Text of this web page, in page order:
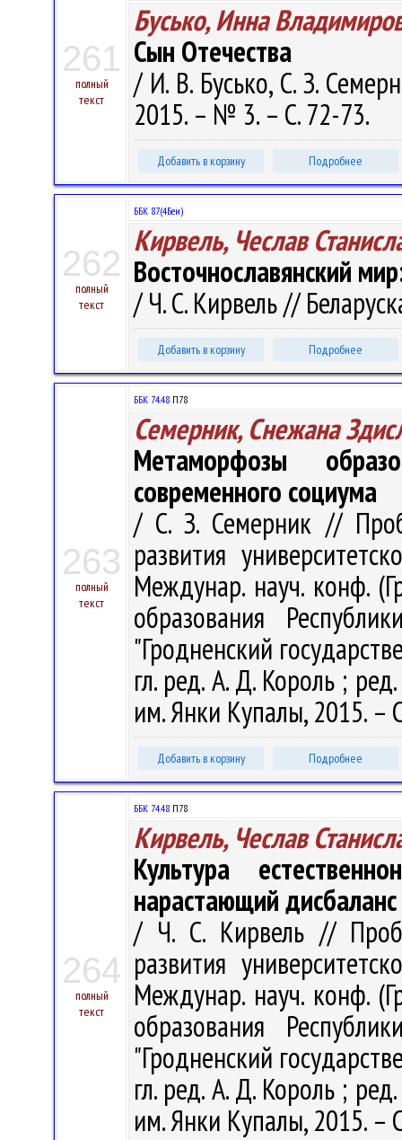
261
полный
текст
Бусько, Инна
Сын Отечества
/ И. В. Бусько, С. З.
2015. – № 3. – С. 72-73.
Добавить в корзину Подробнее
262
полный
текст
ББК 87.(4Беи)
Кирвель, Чеслав
Восточнославянский
/ Ч. С. Кирвель //
Добавить в корзину Подробнее
263
полный
текст
ББК 74.48 П78
Семерник, Снежана
Метаморфозы
современного социума
/ С. З. Семерник //
развития
Междунар. науч. конф.
образования
"Гродненский
гл. ред. А. Д. Король ;
им. Янки Купалы, 2015. –
Добавить в корзину Подробнее
264
полный
текст
ББК 74.48 П78
Кирвель, Чеслав
Культура
нарастающий дисбаланс
/ Ч. С. Кирвель //
развития
Междунар. науч. конф.
образования
"Гродненский
гл. ред. А. Д. Король ;
им. Янки Купалы, 2015. –